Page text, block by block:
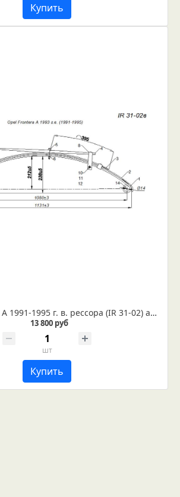
Купить
OPEL FRONTERA A 1991-1995 г. в. рессора (IR 31-02) аналог
13 800 руб
шт
Купить